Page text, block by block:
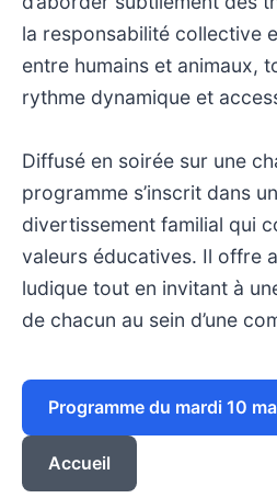
la responsabilité collective
entre humains et animaux,
rythme dynamique et
Diffusé en soirée sur une
programme s’inscrit dans
divertissement familial qui
valeurs éducatives. Il offre
ludique tout en invitant à
de chacun au sein d’une
Programme du mardi 10
Accueil